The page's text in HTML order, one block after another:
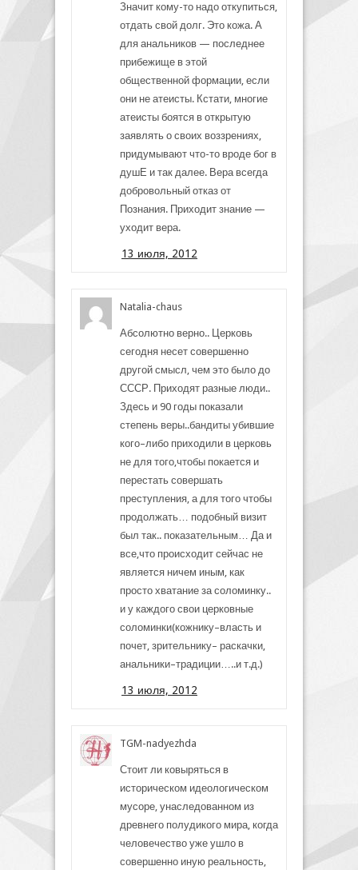
Значит кому-то надо откупиться,
отдать свой долг. Это кожа. А
для анальников — последнее
прибежище в этой
общественной формации, если
они не атеисты. Кстати, многие
атеисты боятся в открытую
заявлять о своих воззрениях,
придумывают что-то вроде бог в
душЕ и так далее. Вера всегда
добровольный отказ от
Познания. Приходит знание —
уходит вера.
13 июля, 2012
Natalia-chaus
Абсолютно верно.. Церковь
сегодня несет совершенно
другой смысл, чем это было до
СССР. Приходят разные люди..
Здесь и 90 годы показали
степень веры..бандиты убившие
кого–либо приходили в церковь
не для того,чтобы покается и
перестать совершать
преступления, а для того чтобы
продолжать… подобный визит
был так.. показательным… Да и
все,что происходит сейчас не
является ничем иным, как
просто хватание за соломинку..
и у каждого свои церковные
соломинки(кожнику–власть и
почет, зрительнику– раскачки,
анальники–традиции…..и т.д.)
13 июля, 2012
TGM-nadyezhda
Стоит ли ковыряться в
историческом идеологическом
мусоре, унаследованном из
древнего полудикого мира, когда
человечество уже ушло в
совершенно иную реальность,